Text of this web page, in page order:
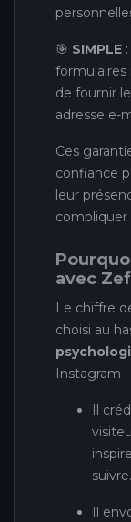
🎯 SIMPLE
formulaires
de fournir
adresse e-
Ces
confiance
leur
compliquer
avec
Le chiffre
choisi au
Instagram :
Il
suivre.
Il